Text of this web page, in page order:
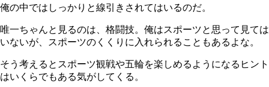
俺の中ではしっかりと線引きされてはいるのだ。
唯一ちゃんと見るのは、格闘技。俺はスポーツと思って見ては
いないが、スポーツのくくりに入れられることもあるよな。
そう考えるとスポーツ観戦や五輪を楽しめるようになるヒント
はいくらでもある気がしてくる。